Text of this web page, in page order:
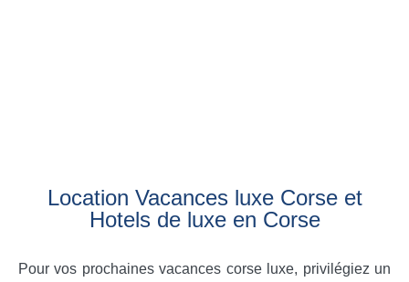
Location Vacances luxe Corse et
Hotels de luxe en Corse
Pour vos prochaines vacances corse luxe, privilégiez un